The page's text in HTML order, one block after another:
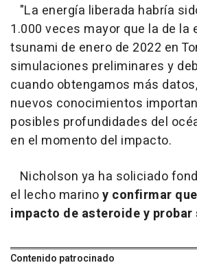
"La energía liberada habría
1.000 veces mayor que la de la
tsunami de enero de 2022 en
simulaciones preliminares y
cuando obtengamos más
nuevos conocimientos
posibles profundidades del
en el momento del impacto.
Nicholson ya ha soliciado
el lecho marinoy confirmar
impacto de asteroide y probar
Contenido patrocinado